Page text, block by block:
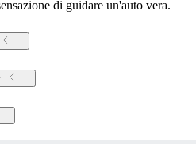
di guidare un'auto vera.